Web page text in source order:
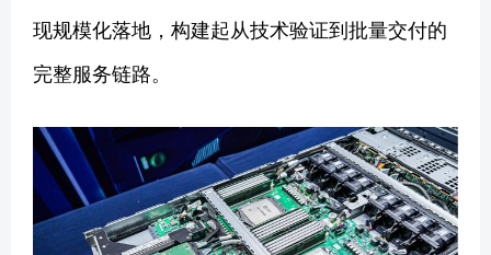
现规模化落地，构建起从技术验证到批量交付的
完整服务链路。